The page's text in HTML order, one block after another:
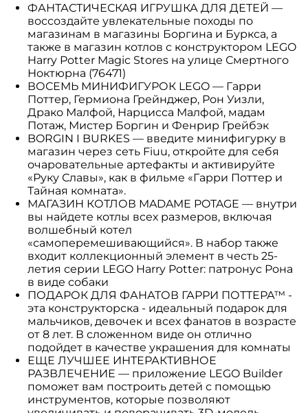
ФАНТАСТИЧЕСКАЯ ИГРУШКА ДЛЯ ДЕТЕЙ —
воссоздайте увлекательные походы по
магазинам в магазины Боргина и Буркса, а
также в магазин котлов с конструктором LEGO
Harry Potter Magic Stores на улице Смертного
Ноктюрна (76471)
ВОСЕМЬ МИНИФИГУРОК LEGO — Гарри
Поттер, Гермиона Грейнджер, Рон Уизли,
Драко Малфой, Нарцисса Малфой, мадам
Потаж, Мистер Боргин и Фенрир Грейбэк
BORGIN I BURKES — введите минифигурку в
магазин через сеть Fiuu, откройте для себя
очаровательные артефакты и активируйте
«Руку Славы», как в фильме «Гарри Поттер и
Тайная комната».
МАГАЗИН КОТЛОВ MADAME POTAGE — внутри
вы найдете котлы всех размеров, включая
волшебный котел
«самоперемешивающийся». В набор также
входит коллекционный элемент в честь 25-
летия серии LEGO Harry Potter: патронус Рона
в виде собаки
ПОДАРОК ДЛЯ ФАНАТОВ ГАРРИ ПОТТЕРА™ -
эта конструкторска - идеальный подарок для
мальчиков, девочек и всех фанатов в возрасте
от 8 лет. В сложенном виде он отлично
подойдет в качестве украшения для комнаты
ЕЩЕ ЛУЧШЕЕ ИНТЕРАКТИВНОЕ
РАЗВЛЕЧЕНИЕ — приложение LEGO Builder
поможет вам построить детей с помощью
инструментов, которые позволяют